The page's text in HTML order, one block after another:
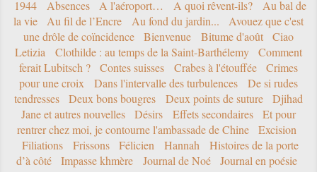
1944 Absences A l'aéroport… A quoi rêvent-ils?
Au bal de
la vie
Au fil de l’Encre Au fond du jardin...
Avouez que c'est
une drôle de coïncidence
Bienvenue Bitume d'août
Ciao
Letizia
Clothilde : au temps de la Saint-Barthélemy
Comment
ferait Lubitsch ?
Contes suisses Crabes à l'étouffée
Crimes
pour une croix
Dans l'intervalle des turbulences
De si rudes
tendresses
Deux bons bougres Deux points de suture
Djihad
Jane et autres nouvelles
Désirs Effets secondaires
Et pour
rentrer chez moi, je contourne l'ambassade de Chine
Excision
Filiations
Frissons Félicien Hannah
Histoires de la porte
d’à côté
Impasse khmère Journal de Noé
Journal en poésie